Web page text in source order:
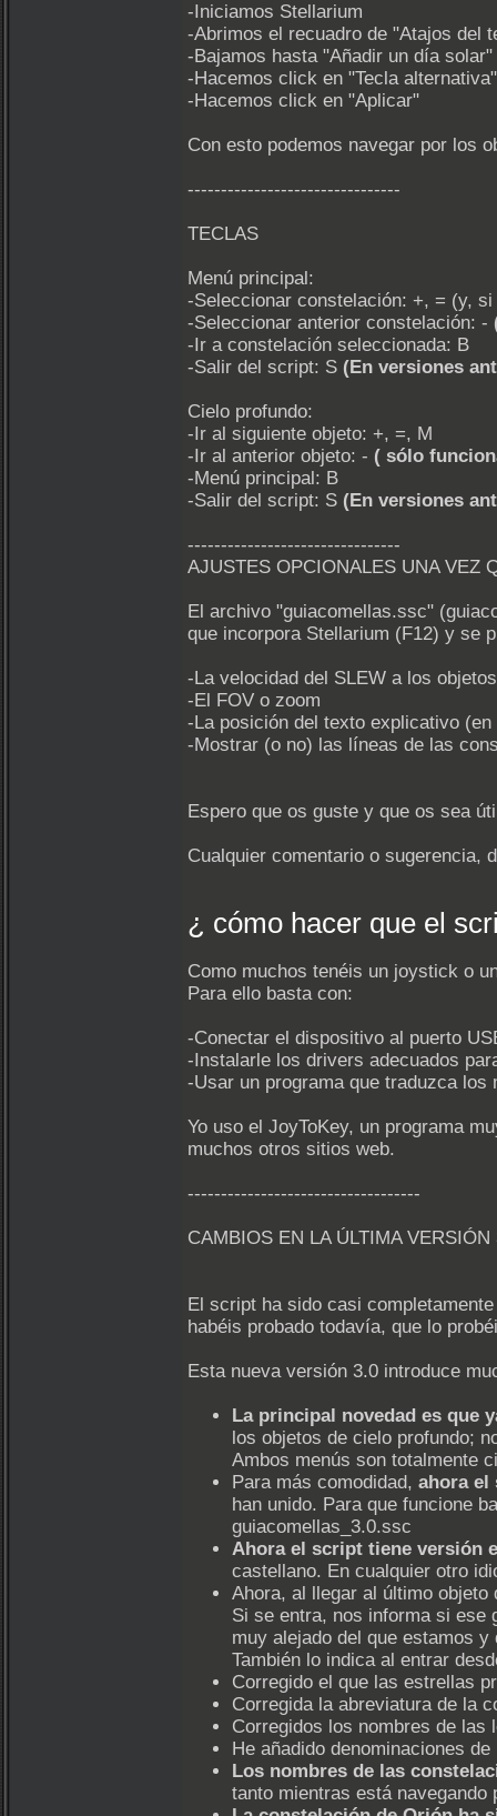
-Iniciamos Stellarium
-Abrimos el recuadro de "Atajos del
-Bajamos hasta "Añadir un día
-Hacemos click en "Tecla
-Hacemos click en "Aplicar"
Con esto podemos navegar por los
--------------------------------
TECLAS
Menú principal:
-Seleccionar constelación: +, = (y,
-Seleccionar anterior constelación: -
-Ir a constelación seleccionada: B
-Salir del script: S (En versiones
Cielo profundo:
-Ir al siguiente objeto: +, =, M
-Ir al anterior objeto: - ( sólo
-Menú principal: B
-Salir del script: S (En versiones
--------------------------------
AJUSTES OPCIONALES UNA VEZ
El archivo "guiacomellas.ssc"
que incorpora Stellarium (F12) y se
-La velocidad del SLEW a los objetos
-El FOV o zoom
-La posición del texto explicativo
-Mostrar (o no) las líneas de las
Espero que os guste y que os sea
Cualquier comentario o sugerencia,
¿ cómo hacer que el
Como muchos tenéis un joystick o
Para ello basta con:
-Conectar el dispositivo al puerto
-Instalarle los drivers adecuados
-Usar un programa que traduzca
Yo uso el JoyToKey, un programa
muchos otros sitios web.
-----------------------------------
CAMBIOS EN LA ÚLTIMA VERSIÓN
El script ha sido casi
habéis probado todavía, que lo
Esta nueva versión 3.0 introduce
La principal novedad es que
los objetos de cielo profundo;
Ambos menús son totalmente
Para más comodidad, ahora el
han unido. Para que funcione
guiacomellas_3.0.ssc
Ahora el script tiene versión
castellano. En cualquier otro
Ahora, al llegar al último
Si se entra, nos informa si ese
muy alejado del que estamos
También lo indica al entrar
Corregido el que las estrellas
Corregida la abreviatura de la
Corregidos los nombres de las
He añadido denominaciones
Los nombres de las
tanto mientras está